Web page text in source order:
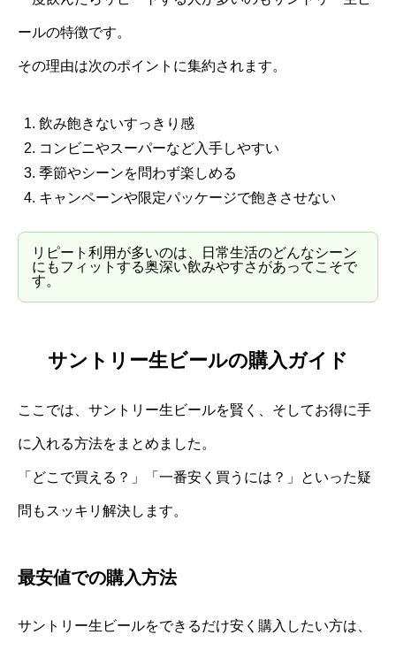
ールの特徴です。
その理由は次のポイントに集約されます。
飲み飽きないすっきり感
コンビニやスーパーなど入手しやすい
季節やシーンを問わず楽しめる
キャンペーンや限定パッケージで飽きさせない
リピート利用が多いのは、日常生活のどんなシーン
にもフィットする奥深い飲みやすさがあってこそで
す。
サントリー生ビールの購入ガイド
ここでは、サントリー生ビールを賢く、そしてお得に手
に入れる方法をまとめました。
「どこで買える？」「一番安く買うには？」といった疑
問もスッキリ解決します。
最安値での購入方法
サントリー生ビールをできるだけ安く購入したい方は、